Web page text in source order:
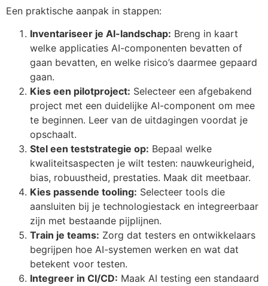
Een praktische aanpak in stappen:
Inventariseer je AI-landschap: Breng in kaart
welke applicaties AI-componenten bevatten of
gaan bevatten, en welke risico’s daarmee gepaard
gaan.
Kies een pilotproject: Selecteer een afgebakend
project met een duidelijke AI-component om mee
te beginnen. Leer van de uitdagingen voordat je
opschaalt.
Stel een teststrategie op: Bepaal welke
kwaliteitsaspecten je wilt testen: nauwkeurigheid,
bias, robuustheid, prestaties. Maak dit meetbaar.
Kies passende tooling: Selecteer tools die
aansluiten bij je technologiestack en integreerbaar
zijn met bestaande pijplijnen.
Train je teams: Zorg dat testers en ontwikkelaars
begrijpen hoe AI-systemen werken en wat dat
betekent voor testen.
Integreer in CI/CD: Maak AI testing een standaard